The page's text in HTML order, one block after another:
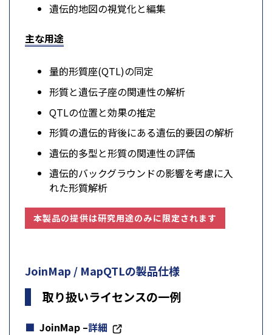
遺伝的地図の視覚化と編集
主な用途
量的形質座(QTL)の同定
形質と遺伝子座の関連性の解析
QTLの位置と効果の推定
形質の遺伝的背後にある遺伝的要因の解析
遺伝的多型と形質の関連性の評価
遺伝的バックグラウンドの影響を考慮に入
れた形質解析
本製品の提供は研究用途のみに限定されます
JoinMap / MapQTLの製品仕様
取り扱いライセンスの一例
JoinMap –詳細